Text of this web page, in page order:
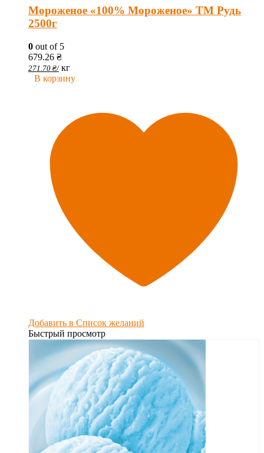
Мороженое «100% Мороженое» ТМ Рудь
2500г
0 out of 5
679.26 ₴
271.70 ₴/ кг
В корзину
Добавить в Список желаний
Быстрый просмотр